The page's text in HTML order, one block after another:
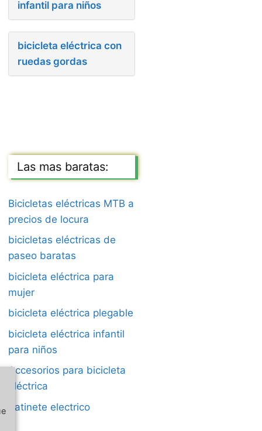
infantil para niños
bicicleta eléctrica con
ruedas gordas
Las mas baratas:
Bicicletas eléctricas MTB a
precios de locura
bicicletas eléctricas de
paseo baratas
bicicleta eléctrica para
mujer
bicicleta eléctrica plegable
bicicleta eléctrica infantil
para niños
Accesorios para bicicleta
eléctrica
Patinete electrico